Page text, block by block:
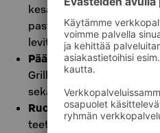
kesäsalaattia, talon
pastasalaattia,
levitettä
Pääruoaksi:Grillattua
Grillattua makkaraa,
sekä Tzatsikia
Ruokailuhetken
teetä